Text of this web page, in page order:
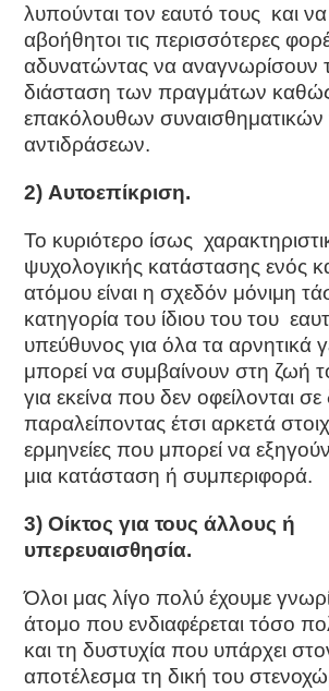
λυπούνται τον εαυτό τους και
αβοήθητοι τις περισσότερες
αδυνατώντας να αναγνωρίσουν
διάσταση των πραγμάτων
επακόλουθων συναισθηματικών
αντιδράσεων.
2) Αυτοεπίκριση.
Το κυριότερο ίσως
ψυχολογικής κατάστασης ενός
ατόμου είναι η σχεδόν μόνιμη
κατηγορία του ίδιου του του
υπεύθυνος για όλα τα αρνητικά
μπορεί να συμβαίνουν στη ζωή
για εκείνα που δεν οφείλονται
παραλείποντας έτσι αρκετά
ερμηνείες που μπορεί να
μια κατάσταση ή συμπεριφορά.
3) Οίκτος για τους άλλους ή
υπερευαισθησία.
Όλοι μας λίγο πολύ έχουμε
άτομο που ενδιαφέρεται τόσο
και τη δυστυχία που υπάρχει
αποτέλεσμα τη δική του